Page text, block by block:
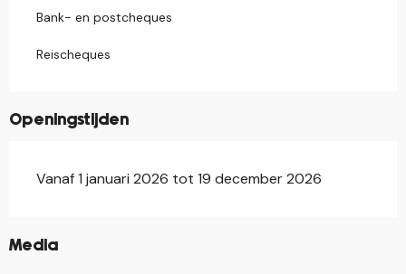
Bank- en postcheques
Reischeques
Openingstijden
Vanaf 1 januari 2026 tot 19 december 2026
Media
©
©